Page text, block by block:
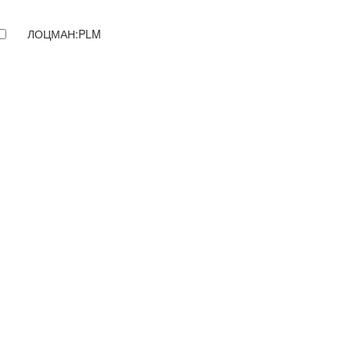
ЛОЦМАН:PLM